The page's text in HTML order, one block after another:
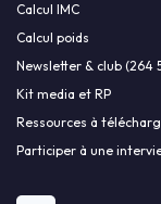
Calcul IMC
Calcul poids
Newsletter & club (264
Kit media et RP
Ressources à
Participer à une